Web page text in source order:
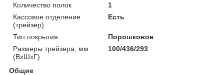
Количество полок
1
Кассовое отделение
(трейзер)
Есть
Тип покрытия
Порошковое
Размеры трейзера, мм
(ВхШхГ)
100/436/293
Общие